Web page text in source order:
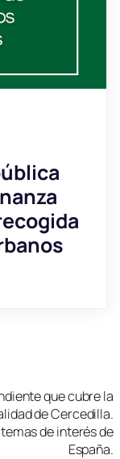
que cubre la
de Cercedilla.
de interés de
España.